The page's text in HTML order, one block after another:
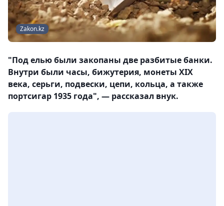
Zakon.kz
"Под елью были закопаны две разбитые банки.
Внутри были часы, бижутерия, монеты XIX
века, серьги, подвески, цепи, кольца, а также
портсигар 1935 года", — рассказал внук.